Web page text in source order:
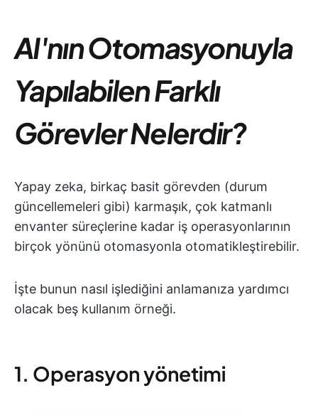
AI'nın Otomasyonuyla
Yapılabilen Farklı
Görevler Nelerdir?
Yapay zeka, birkaç basit görevden (durum
güncellemeleri gibi) karmaşık, çok katmanlı
envanter süreçlerine kadar iş operasyonlarının
birçok yönünü otomasyonla otomatikleştirebilir.
İşte bunun nasıl işlediğini anlamanıza yardımcı
olacak beş kullanım örneği.
1. Operasyon yönetimi